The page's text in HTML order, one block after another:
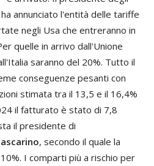
ha annunciato l'entità delle tariffe
negli Usa che entreranno in
quelle in arrivo dall'Unione
saranno del 20%. Tutto il
conseguenze pesanti con
stimata tra il 13,5 e il 16,4%
il fatturato è stato di 7,8
il presidente di
, secondo il quale la
I comparti più a rischio per